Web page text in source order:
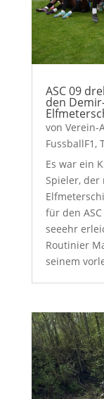
ASC 09
den
von Verein-
FussballF1 ,
Es war ein
Spieler, der
für den
seeehr
Routinier
seinem